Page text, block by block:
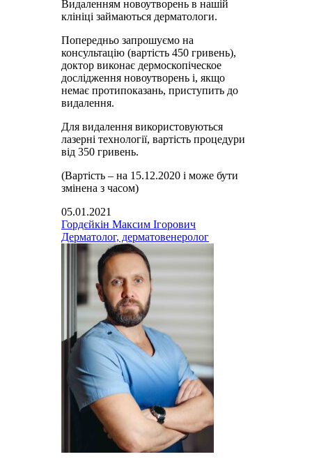
Видаленням новоутворень в нашій
клініці займаються дерматологи.
Попередньо запрошуємо на
консультацію (вартість 450 гривень),
доктор виконає дермоскопіческое
дослідження новоутворень і, якщо
немає протипоказань, приступить до
видалення.
Для видалення використовуються
лазерні технології, вартість процедури
від 350 гривень.
(Вартість – на 15.12.2020 і може бути
змінена з часом)
05.01.2021
Гордєйкін Максим Ігорович
Дерматолог, дерматовенеролог